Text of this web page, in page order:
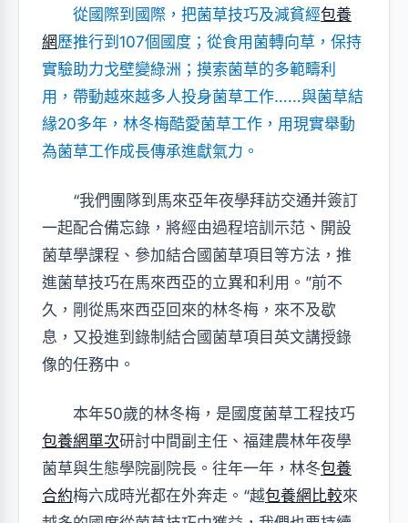
從國際到國際，把菌草技巧及減貧經包養
網歷推行到107個國度；從食用菌轉向草，保持
實驗助力戈壁變綠洲；摸索菌草的多範疇利
用，帶動越來越多人投身菌草工作……與菌草結
緣20多年，林冬梅酷愛菌草工作，用現實舉動
為菌草工作成長傳承進獻氣力。
“我們團隊到馬來亞年夜學拜訪交通并簽訂
一起配合備忘錄，將經由過程培訓示范、開設
菌草學課程、參加結合國菌草項目等方法，推
進菌草技巧在馬來西亞的立異和利用。”前不
久，剛從馬來西亞回來的林冬梅，來不及歇
息，又投進到錄制結合國菌草項目英文講授錄
像的任務中。
本年50歲的林冬梅，是國度菌草工程技巧
包養網單次研討中間副主任、福建農林年夜學
菌草與生態學院副院長。往年一年，林冬包養
合約梅六成時光都在外奔走。“越包養網比較來